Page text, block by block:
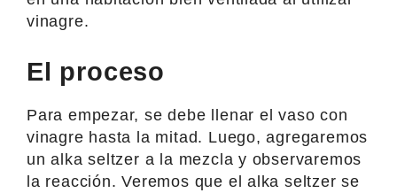
vinagre.
El proceso
Para empezar, se debe llenar el vaso con
vinagre hasta la mitad. Luego, agregaremos
un alka seltzer a la mezcla y observaremos
la reacción. Veremos que el alka seltzer se